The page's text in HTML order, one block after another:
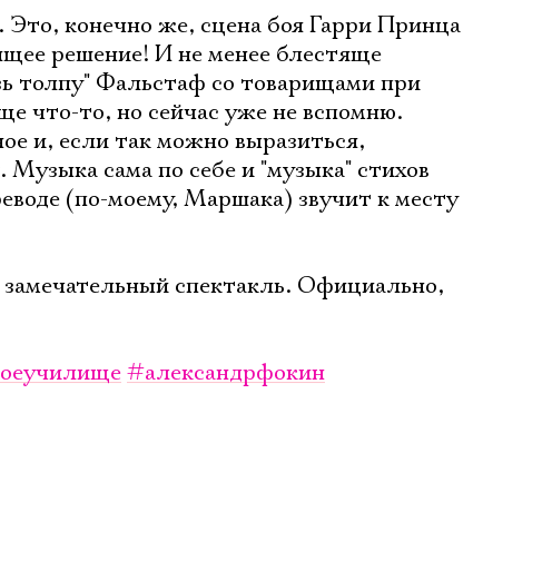
конечно же, сцена боя Гарри Принца
решение! И не менее блестяще
толпу" Фальстаф со товарищами при
что-то, но сейчас уже не вспомню.
и, если так можно выразиться,
сама по себе и "музыка" стихов
(по-моему, Маршака) звучит к месту
спектакль. Официально,
#александрфокин